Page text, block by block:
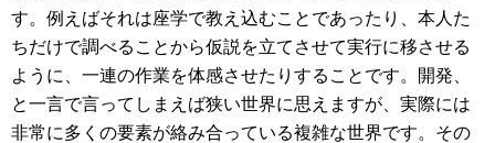
す。例えばそれは座学で教え込むことであったり、本人た
ちだけで調べることから仮説を立てさせて実行に移させる
ように、一連の作業を体感させたりすることです。開発、
と一言で言ってしまえば狭い世界に思えますが、実際には
非常に多くの要素が絡み合っている複雑な世界です。その